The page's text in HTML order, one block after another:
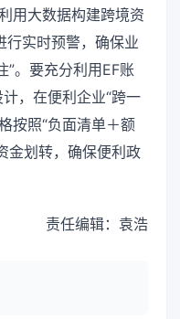
用大数据构建跨境资
行实时预警，确保业
”。要充分利用EF账
，在便利企业“跨一
按照“负面清单＋额
金划转，确保便利政
责任编辑：袁浩